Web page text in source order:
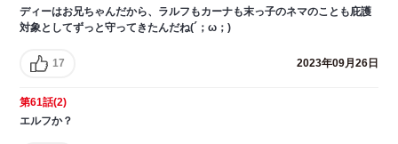
ディーはお兄ちゃんだから、ラルフもカーナも末っ子のネマのことも庇護
対象としてずっと守ってきたんだね(´；ω；)
17 2023年09月26日
第61話(2)
エルフか？